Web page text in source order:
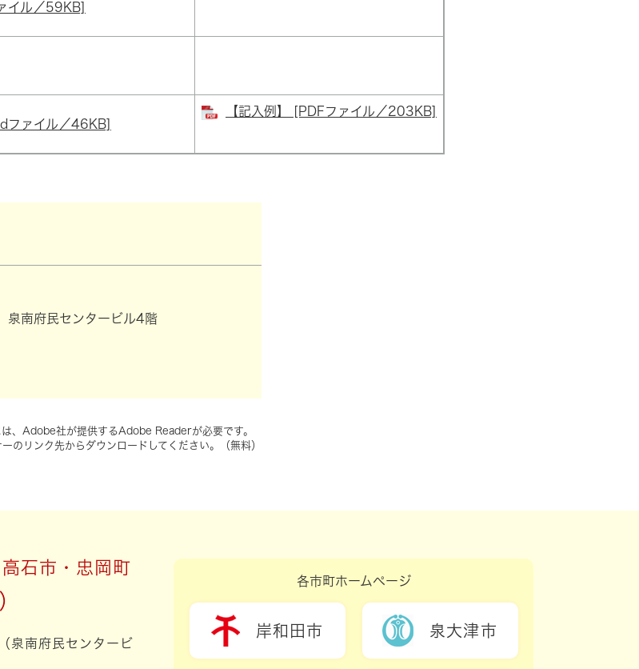
イル／59KB]
ファイル／46KB]
【記入例】 [PDFファイル／203KB]
南府民センタービル4階
、Adobe社が提供するAdobe Readerが必要です。
のリンク先からダウンロードしてください。（無料）
石市・忠岡町
南府民センタービ
各市町ホームページ
岸和田市 泉大津市